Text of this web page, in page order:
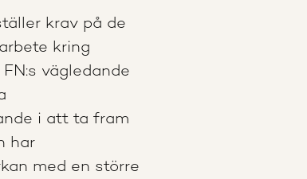
krav på de
kring
vägledande
i att ta fram
har
med en större